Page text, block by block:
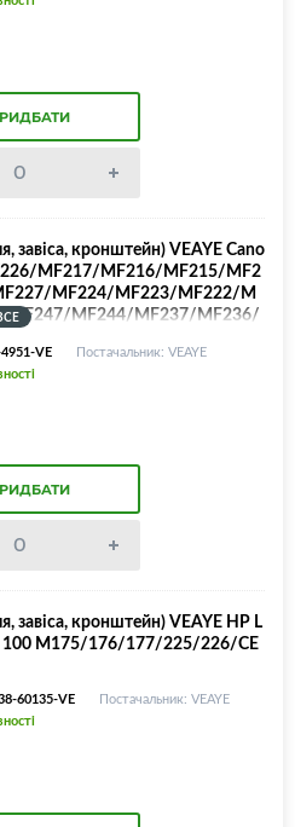
завіса, кронштейн) VEAYE Cano
MF217/MF216/MF215/MF2
MF224/MF223/MF222/M
MF247/MF244/MF237/MF236/
MF4410/MF4412/MF4420/M
MF4452/MF4453/MF4550/M
MF4570/MF4580/MF4720/M
MF4770/MF4820/MF4830/M
MF4890/FE4-4951/ FE4-495
C066/FC0-1638/FC0-1637
VE
Постачальник: VEAYE
завіса, кронштейн) VEAYE HP L
100 M175/176/177/225/226/CE
60135-VE
Постачальник: VEAYE